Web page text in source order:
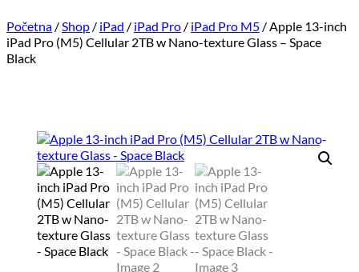
Početna / Shop / iPad / iPad Pro / iPad Pro M5 / Apple 13-inch
iPad Pro (M5) Cellular 2TB w Nano-texture Glass – Space
Black